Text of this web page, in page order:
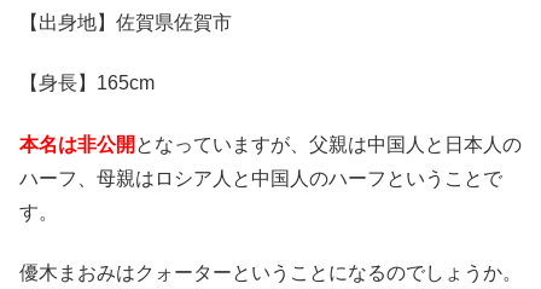
【出身地】佐賀県佐賀市
【身長】165cm
本名は非公開 となっていますが、父親は中国人と日本人の
ハーフ、母親はロシア人と中国人のハーフということで
す。
優木まおみはクォーターということになるのでしょうか。